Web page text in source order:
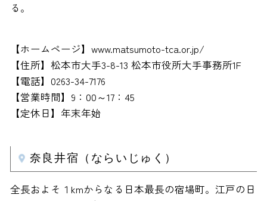
る。
【ホームページ】www.matsumoto-tca.or.jp/
【住所】松本市大手3-8-13 松本市役所大手事務所1F
【電話】0263-34-7176
【営業時間】9：00～17：45
【定休日】年末年始
奈良井宿（ならいじゅく）
全長およそ１kmからなる日本最長の宿場町。江戸の日